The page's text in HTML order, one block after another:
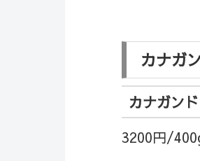
カナガ
カナガン
3200円/